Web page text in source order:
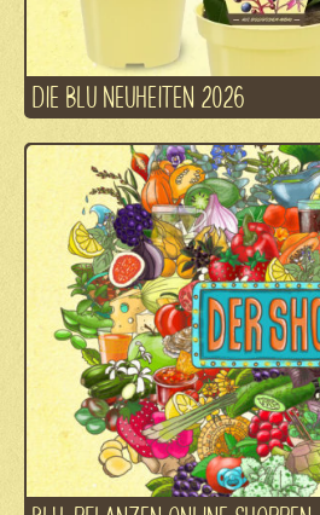
DIE BLU NEUHEITEN 2026